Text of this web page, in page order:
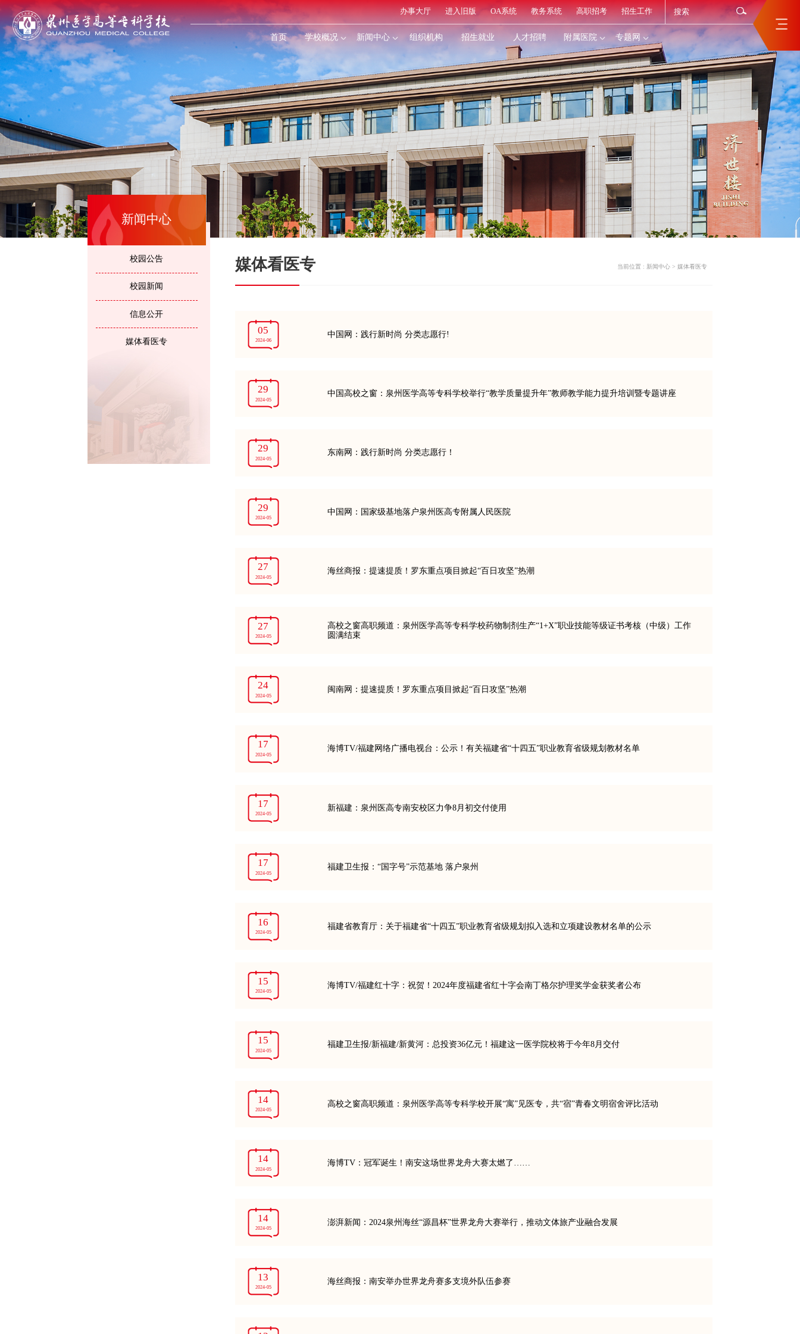
新闻中心
校园公告
校园新闻
信息公开
媒体看医专
当前位置 : 新闻中心> 媒体看医专
媒体看医专
05
2024-06
中国网：践行新时尚 分类志愿行!
29
2024-05
中国高校之窗：泉州医学高等专科学校举行“教学质量提升年”教师教学能力提升培训暨专题讲座
29
2024-05
东南网：践行新时尚 分类志愿行！
29
2024-05
中国网：国家级基地落户泉州医高专附属人民医院
27
2024-05
海丝商报：提速提质！罗东重点项目掀起“百日攻坚”热潮
27
2024-05
高校之窗高职频道：泉州医学高等专科学校药物制剂生产“1+X”职业技能等级证书考核（中级）工作
圆满结束
24
2024-05
闽南网：提速提质！罗东重点项目掀起“百日攻坚”热潮
17
2024-05
海博TV/福建网络广播电视台：公示！有关福建省“十四五”职业教育省级规划教材名单
17
2024-05
新福建：泉州医高专南安校区力争8月初交付使用
17
2024-05
福建卫生报：“国字号”示范基地 落户泉州
16
2024-05
福建省教育厅：关于福建省“十四五”职业教育省级规划拟入选和立项建设教材名单的公示
15
2024-05
海博TV/福建红十字：祝贺！2024年度福建省红十字会南丁格尔护理奖学金获奖者公布
15
2024-05
福建卫生报/新福建/新黄河：总投资36亿元！福建这一医学院校将于今年8月交付
14
2024-05
高校之窗高职频道：泉州医学高等专科学校开展“寓”见医专，共“宿”青春文明宿舍评比活动
14
2024-05
海博TV：冠军诞生！南安这场世界龙舟大赛太燃了……
14
2024-05
澎湃新闻：2024泉州海丝“源昌杯”世界龙舟大赛举行，推动文体旅产业融合发展
13
2024-05
海丝商报：南安举办世界龙舟赛多支境外队伍参赛
办事大厅 进入旧版 OA系统 教务系统 高职招考 招生工作
首页 学校概况 新闻中心 组织机构 招生就业 人才招聘 附属医院 专题网